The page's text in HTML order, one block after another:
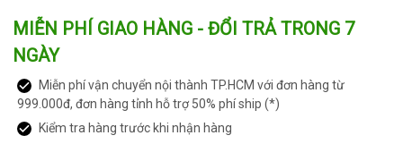
MIỄN PHÍ GIAO HÀNG - ĐỔI TRẢ TRONG 7
NGÀY
Miễn phí vận chuyển nội thành TP.HCM với đơn hàng từ
999.000đ, đơn hàng tỉnh hỗ trợ 50% phí ship (*)
Kiểm tra hàng trước khi nhận hàng